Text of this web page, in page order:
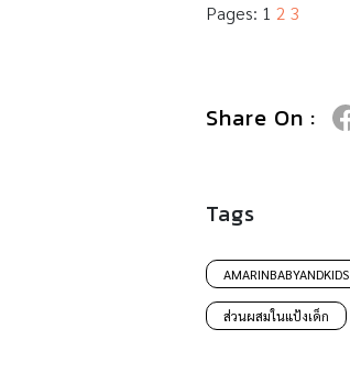
Pages: 1 2 3
Share On :
Tags
AMARINBABYANDKIDS
ส่วนผสมในแป้งเด็ก